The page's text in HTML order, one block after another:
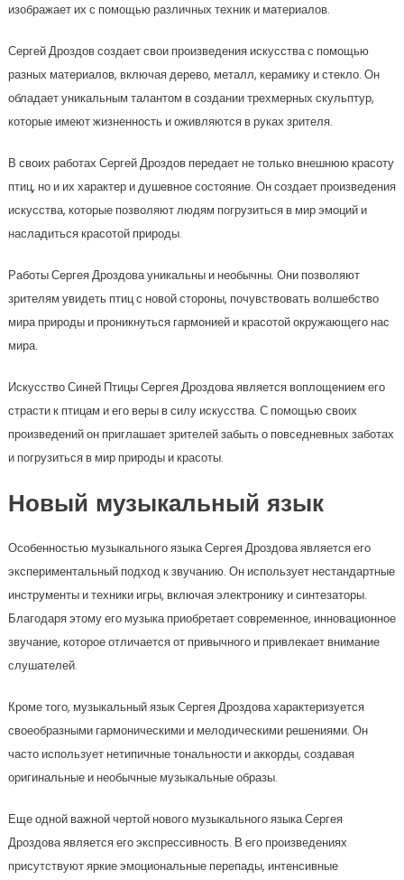
изображает их с помощью различных техник и материалов.
Сергей Дроздов создает свои произведения искусства с помощью
разных материалов, включая дерево, металл, керамику и стекло. Он
обладает уникальным талантом в создании трехмерных скульптур,
которые имеют жизненность и оживляются в руках зрителя.
В своих работах Сергей Дроздов передает не только внешнюю красоту
птиц, но и их характер и душевное состояние. Он создает произведения
искусства, которые позволяют людям погрузиться в мир эмоций и
насладиться красотой природы.
Работы Сергея Дроздова уникальны и необычны. Они позволяют
зрителям увидеть птиц с новой стороны, почувствовать волшебство
мира природы и проникнуться гармонией и красотой окружающего нас
мира.
Искусство Синей Птицы Сергея Дроздова является воплощением его
страсти к птицам и его веры в силу искусства. С помощью своих
произведений он приглашает зрителей забыть о повседневных заботах
и погрузиться в мир природы и красоты.
Новый музыкальный язык
Особенностью музыкального языка Сергея Дроздова является его
экспериментальный подход к звучанию. Он использует нестандартные
инструменты и техники игры, включая электронику и синтезаторы.
Благодаря этому его музыка приобретает современное, инновационное
звучание, которое отличается от привычного и привлекает внимание
слушателей.
Кроме того, музыкальный язык Сергея Дроздова характеризуется
своеобразными гармоническими и мелодическими решениями. Он
часто использует нетипичные тональности и аккорды, создавая
оригинальные и необычные музыкальные образы.
Еще одной важной чертой нового музыкального языка Сергея
Дроздова является его экспрессивность. В его произведениях
присутствуют яркие эмоциональные перепады, интенсивные